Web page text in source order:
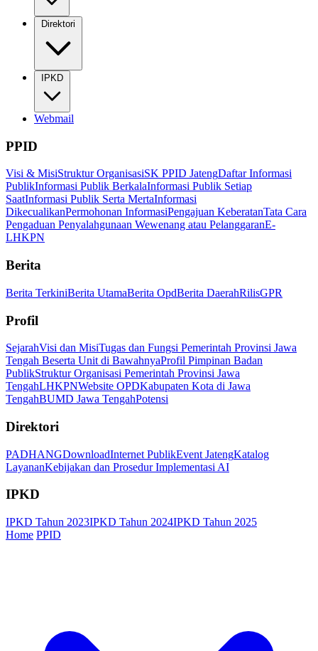
Direktori
IPKD
Webmail
PPID
Visi & MisiStruktur OrganisasiSK PPID JatengDaftar Informasi
PublikInformasi Publik BerkalaInformasi Publik Setiap
SaatInformasi Publik Serta MertaInformasi
DikecualikanPermohonan InformasiPengajuan KeberatanTata Cara
Pengaduan Penyalahgunaan Wewenang atau PelanggaranE-
LHKPN
Berita
Berita TerkiniBerita UtamaBerita OpdBerita DaerahRilisGPR
Profil
SejarahVisi dan MisiTugas dan Fungsi Pemerintah Provinsi Jawa
Tengah Beserta Unit di BawahnyaProfil Pimpinan Badan
PublikStruktur Organisasi Pemerintah Provinsi Jawa
TengahLHKPNWebsite OPDKabupaten Kota di Jawa
TengahBUMD Jawa TengahPotensi
Direktori
PADHANGDownloadInternet PublikEvent JatengKatalog
LayananKebijakan dan Prosedur Implementasi AI
IPKD
IPKD Tahun 2023IPKD Tahun 2024IPKD Tahun 2025
Home PPID